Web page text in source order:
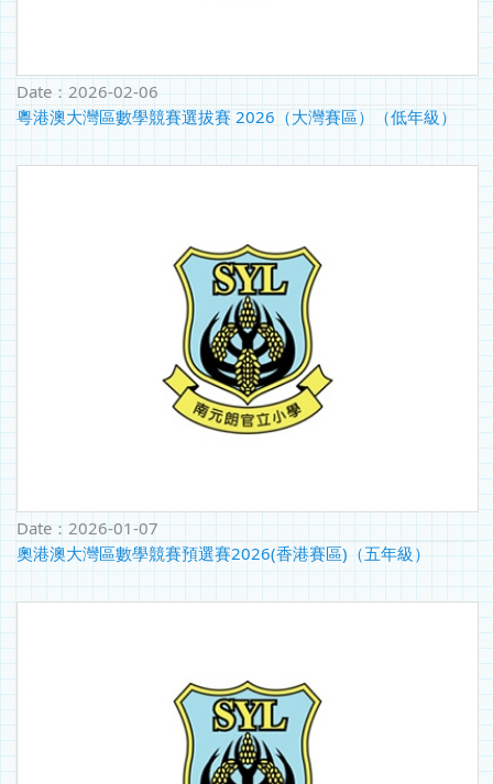
Date： 2026-02-06
粵港澳大灣區數學競賽選拔賽 2026（大灣賽區）（低年級）
Date： 2026-01-07
奧港澳大灣區數學競賽預選賽2026(香港賽區)（五年級）